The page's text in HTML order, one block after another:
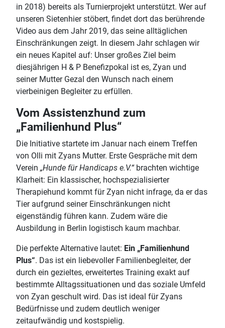
in 2018) bereits als Turnierprojekt unterstützt. Wer auf
unseren Sietenhier stöbert, findet dort das berührende
Video aus dem Jahr 2019, das seine alltäglichen
Einschränkungen zeigt. In diesem Jahr schlagen wir
ein neues Kapitel auf: Unser großes Ziel beim
diesjährigen H & P Benefizpokal ist es, Zyan und
seiner Mutter Gezal den Wunsch nach einem
vierbeinigen Begleiter zu erfüllen.
Vom Assistenzhund zum
„Familienhund Plus“
Die Initiative startete im Januar nach einem Treffen
von Olli mit Zyans Mutter. Erste Gespräche mit dem
Verein „Hunde für Handicaps e.V.“brachten wichtige
Klarheit: Ein klassischer, hochspezialisierter
Therapiehund kommt für Zyan nicht infrage, da er das
Tier aufgrund seiner Einschränkungen nicht
eigenständig führen kann. Zudem wäre die
Ausbildung in Berlin logistisch kaum machbar.
Die perfekte Alternative lautet: Ein „Familienhund
Plus“. Das ist ein liebevoller Familienbegleiter, der
durch ein gezieltes, erweitertes Training exakt auf
bestimmte Alltagssituationen und das soziale Umfeld
von Zyan geschult wird. Das ist ideal für Zyans
Bedürfnisse und zudem deutlich weniger
zeitaufwändig und kostspielig.